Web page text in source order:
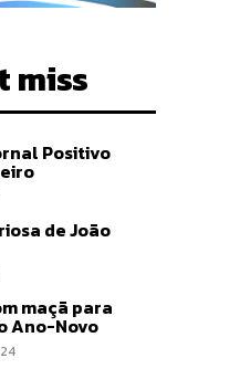
miss
Positivo
de João
maçã para
Ano-Novo